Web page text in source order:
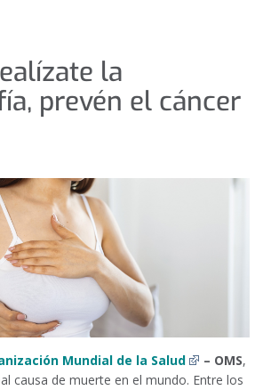
la
prevén el cáncer
Mundial de la Salud – OMS,
causa de muerte en el mundo. Entre los